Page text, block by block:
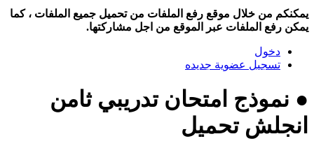
يمكنكم من خلال موقع رفع الملفات من تحميل جميع الملفات ، كما
يمكن رفع الملفات عبر الموقع من اجل مشاركتها.
دخول
تسجيل عضوية جديده
● نموذج امتحان تدريبي ثامن
انجلش تحميل